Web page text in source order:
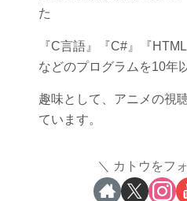
た
『C言語』『C#』『
などのプログラムを10年
趣味として、アニメの視
ています。
カトウをフ